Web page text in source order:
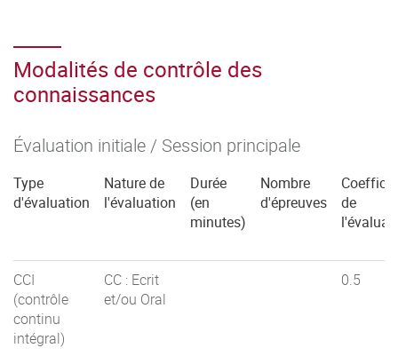
Modalités de contrôle des
connaissances
Évaluation initiale / Session principale
Type
d'évaluation
Nature de
l'évaluation
Durée
(en
minutes)
Nombre
d'épreuves
de
CCI
(contrôle
continu
intégral)
CC : Ecrit
et/ou Oral
0.5